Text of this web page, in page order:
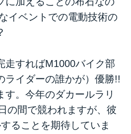
イベントでの電動技術の
走すればM1000バイク部
ライダーの誰かが）優勝!!
す。今年のダカールラリ
の間で競われますが、彼
ることを期待していま